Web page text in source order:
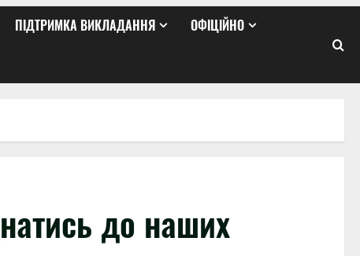
ПІДТРИМКА ВИКЛАДАННЯ ОФІЦІЙНО
до наших